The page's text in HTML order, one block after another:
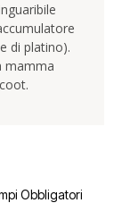
di platino).
mamma
Obbligatori